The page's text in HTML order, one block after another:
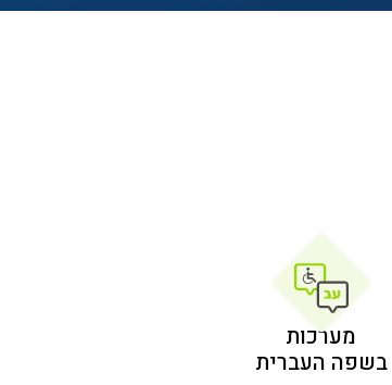
מערכות
בשפה העברית